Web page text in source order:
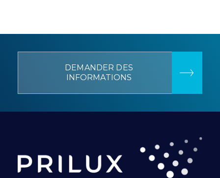
DEMANDER DES
INFORMATIONS